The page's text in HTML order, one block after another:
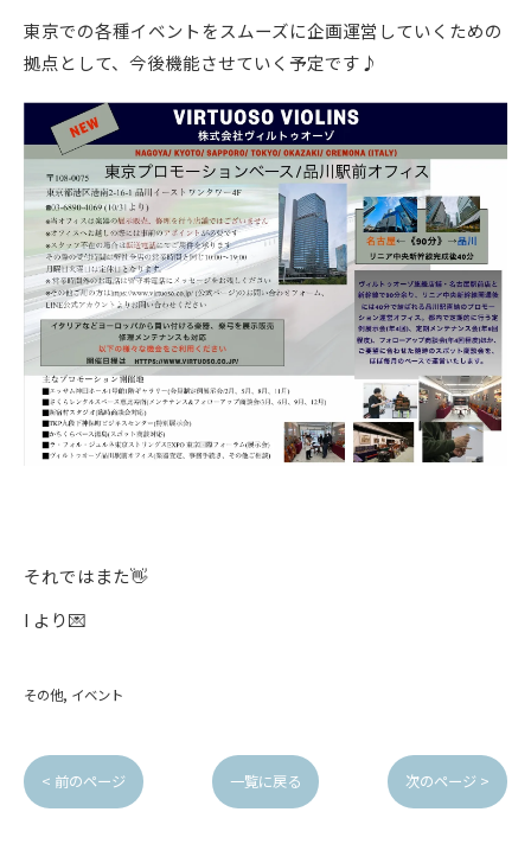
東京での各種イベントをスムーズに企画運営していくための
拠点として、今後機能させていく予定です♪
それではまた👋
I より💌
その他 イベント
< 前のページ 一覧に戻る 次のページ >